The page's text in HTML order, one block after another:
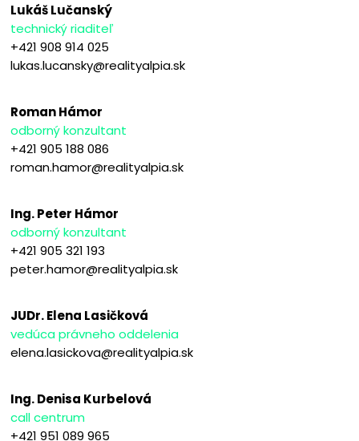
Lukáš Lučanský
technický riaditeľ
+421 908 914 025
lukas.lucansky@realityalpia.sk
Roman Hámor
odborný konzultant
+421 905 188 086
roman.hamor@realityalpia.sk
Ing. Peter Hámor
odborný konzultant
+421 905 321 193
peter.hamor@realityalpia.sk
JUDr. Elena Lasičková
vedúca právneho oddelenia
elena.lasickova@realityalpia.sk
Ing. Denisa Kurbelová
call centrum
+421 951 089 965